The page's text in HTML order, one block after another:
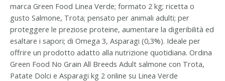
marca Green Food Linea Verde; formato 2 kg; ricetta o
gusto Salmone, Trota; pensato per animali adulti; per
proteggere le preziose proteine, aumentare la digeribilità ed
esaltare i sapori; di Omega 3, Asparagi (0,3%). Ideale per
offrire un prodotto adatto alla nutrizione quotidiana. Ordina
Green Food No Grain All Breeds Adult salmone con Trota,
Patate Dolci e Asparagi kg 2 online su Linea Verde